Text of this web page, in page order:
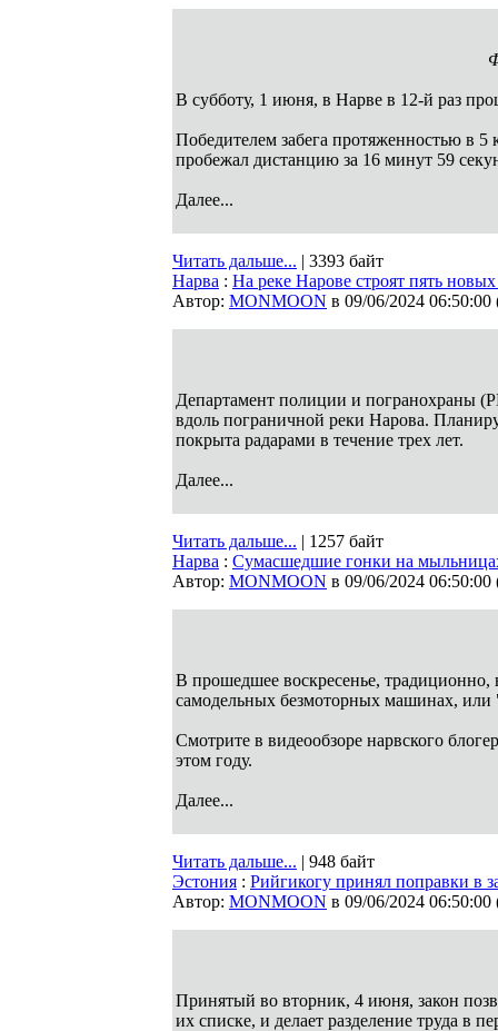
В субботу, 1 июня, в Нарве в 12-й раз
Победителем забега протяженностью в
пробежал дистанцию за 16 минут 59
Далее...
Читать дальше... | 3393 байт
Нарва : На реке Нарове строят пять
Автор: MONMOON в 09/06/2024 06:50:00
Департамент полиции и погранохраны
вдоль пограничной реки Нарова.
покрыта радарами в течение трех лет.
Далее...
Читать дальше... | 1257 байт
Нарва : Сумасшедшие гонки на
Автор: MONMOON в 09/06/2024 06:50:00
В прошедшее воскресенье,
самодельных безмоторных машинах,
Смотрите в видеообзоре нарвского
этом году.
Далее...
Читать дальше... | 948 байт
Эстония : Рийгикогу принял поправки в
Автор: MONMOON в 09/06/2024 06:50:00
Принятый во вторник, 4 июня, закон
их списке, и делает разделение труда в